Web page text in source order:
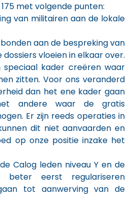
met volgende punten:
van militairen aan de lokale
aan de bespreking van
vloeien in elkaar over.
speciaal kader creëren waar
zitten. Voor ons veranderd
dan het ene kader gaan
andere waar de gratis
Er zijn reeds operaties in
dit niet aanvaarden en
op onze positie inzake het
Calog leden niveau Y en de
beter eerst regulariseren
tot aanwerving van de